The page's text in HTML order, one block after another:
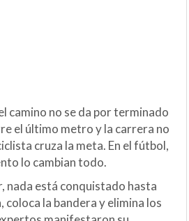
camino no se da por terminado
el último metro y la carrera no
cruza la meta. En el fútbol,
lo cambian todo.
nada está conquistado hasta
coloca la bandera y elimina los